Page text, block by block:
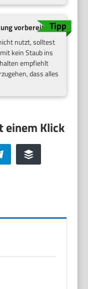
vorbereiten
nutzt, solltest
kein Staub ins
empfiehlt
dass alles
Telegram Buffer